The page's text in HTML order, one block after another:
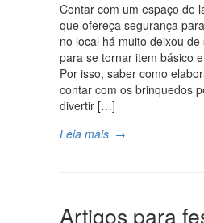
Contar com um espaço de
que ofereça segurança
no local há muito deixou
para se tornar item básico
Por isso, saber como
contar com os brinquedos
divertir […]
Leia mais →
Artigos para